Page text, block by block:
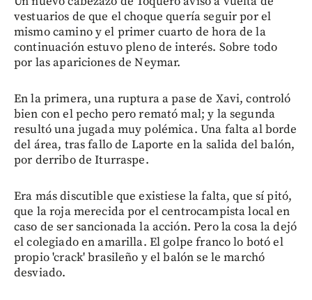
vestuarios de que el choque quería seguir por el
mismo camino y el primer cuarto de hora de la
continuación estuvo pleno de interés. Sobre todo
por las apariciones de Neymar.
En la primera, una ruptura a pase de Xavi, controló
bien con el pecho pero remató mal; y la segunda
resultó una jugada muy polémica. Una falta al borde
del área, tras fallo de Laporte en la salida del balón,
por derribo de Iturraspe.
Era más discutible que existiese la falta, que sí pitó,
que la roja merecida por el centrocampista local en
caso de ser sancionada la acción. Pero la cosa la dejó
el colegiado en amarilla. El golpe franco lo botó el
propio 'crack' brasileño y el balón se le marchó
desviado.